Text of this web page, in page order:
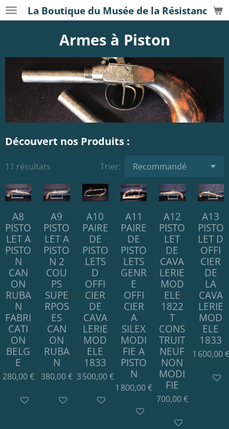
Passer
au
La Boutique du Musée de la Résistance
Armes à Piston
Découvert nos Produits :
11 résultats Trier:
A8
PISTO
LET A
PISTO
N
CAN
ON
RUBA
N
FABRI
CATI
ON
BELG
E
280,00 €
Ajouter au panier
A9
PISTO
LET A
PISTO
N 2
COU
PS
SUPE
RPOS
ES
CAN
ON
RUBA
N
380,00 €
Ajouter au panier
A10
PAIRE
DE
PISTO
LETS
D
OFFI
CIER
DE
CAVA
LERIE
MOD
ELE
1833
3 500,00 €
Ajouter au panier
A11
PAIRE
DE
PISTO
LETS
GENR
E
OFFI
CIER
A
SILEX
MODI
FIE A
PISTO
N
1 800,00 €
Ajouter au panier
A12
PISTO
LET
DE
CAVA
LERIE
MOD
ELE
1822
T
CONS
TRUIT
NEUF
NON
MODI
FIE
700,00 €
Ajouter au
A13
PISTO
LET D
OFFI
CIER
DE
LA
CAVA
LERIE
MOD
ELE
1833
1 600,00 €